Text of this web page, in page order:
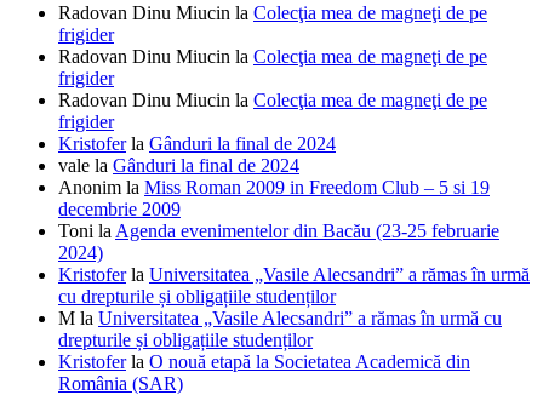
Radovan Dinu Miucin la Colecţia mea de magneţi de pe
frigider
Radovan Dinu Miucin la Colecţia mea de magneţi de pe
frigider
Radovan Dinu Miucin la Colecţia mea de magneţi de pe
frigider
Kristoferla Gânduri la final de 2024
vale la Gânduri la final de 2024
Anonim la Miss Roman 2009 in Freedom Club – 5 si 19
decembrie 2009
Toni la Agenda evenimentelor din Bacău (23-25 februarie
2024)
Kristoferla Universitatea „Vasile Alecsandri” a rămas în urmă
cu drepturile și obligațiile studenților
M la Universitatea „Vasile Alecsandri” a rămas în urmă cu
drepturile și obligațiile studenților
Kristoferla O nouă etapă la Societatea Academică din
România (SAR)